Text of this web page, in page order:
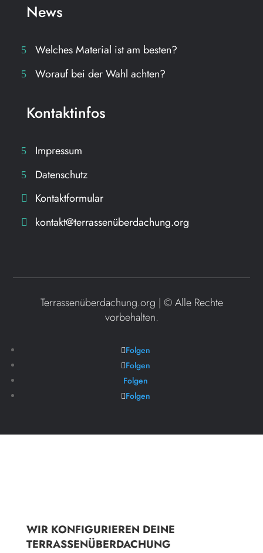
News
Welches Material ist am besten?
Worauf bei der Wahl achten?
Kontaktinfos
Impressum
Datenschutz
Kontaktformular
kontakt@terrassenüberdachung.org
Terrassenüberdachung.org | ©Alle Rechte
vorbehalten.
Folgen
Folgen
Folgen
Folgen
WIR KONFIGURIEREN DEINE
TERRASSENÜBERDACHUNG